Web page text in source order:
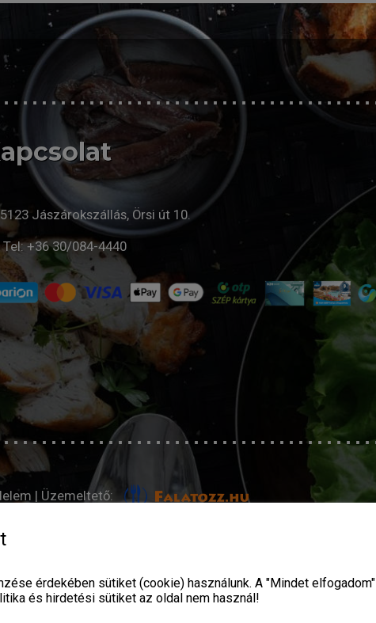
5123 Jászárokszállás, Örsi út 10.
Tel:+36 30/084-4440
| Üzemeltető:
érdekében sütiket (cookie) használunk. A "Mindet elfogadom"
és hirdetési sütiket az oldal nem használ!